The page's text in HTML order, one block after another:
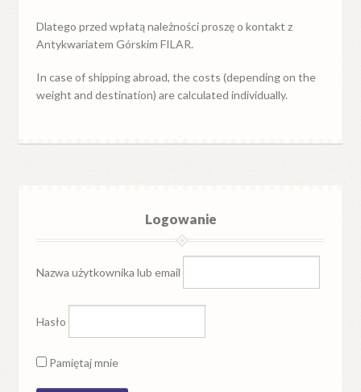
Dlatego przed wpłatą należności proszę o kontakt z
Antykwariatem Górskim FILAR.
In case of shipping abroad, the costs (depending on the
weight and destination) are calculated individually.
Logowanie
Nazwa użytkownika lub email
Hasło
Pamiętaj mnie